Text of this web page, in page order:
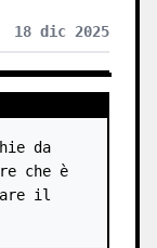
18 dic 2025
da
che è
il